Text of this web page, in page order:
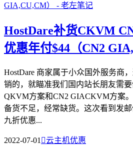
HostDare补货CKVM
优惠年付$44（CN2
HostDare 商家属于小众国外服务商
销的，就瞄准我们国内站长朋友需
QKVM方案和CN2 GIACKVM方案
备货不足，经常缺货。这次看到发
九折优惠...
2022-07-01 云主机优惠